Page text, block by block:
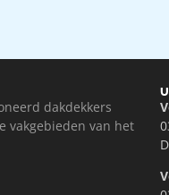
dakdekkers
vakgebieden van het